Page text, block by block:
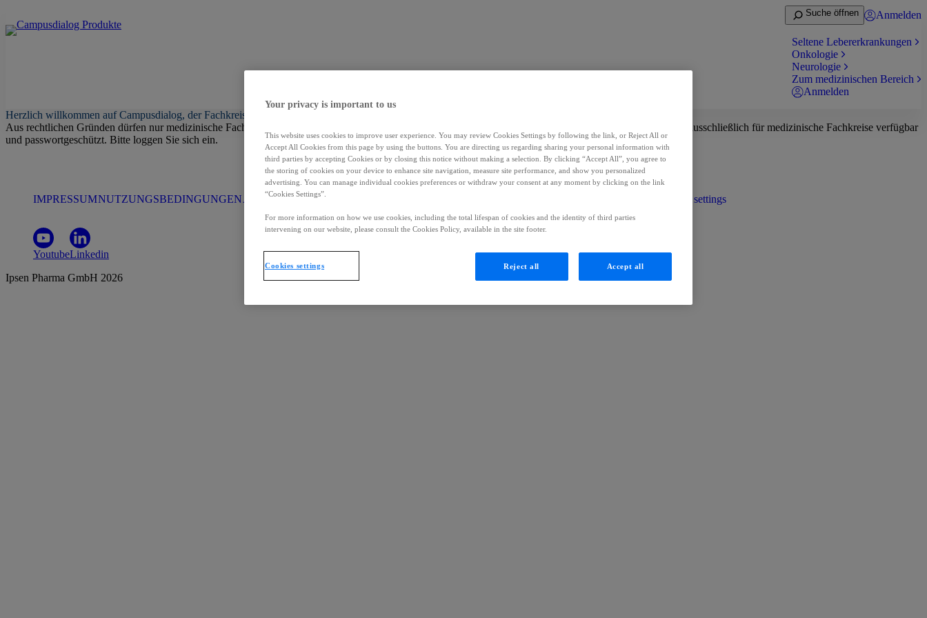
Suche öffnen Anmelden
Seltene Lebererkrankungen
Onkologie
Neurologie
Zum medizinischen Bereich
Anmelden
Herzlich willkommen auf Campusdialog, der Fachkreisseite der Ipsen Produkte
Aus rechtlichen Gründen dürfen nur medizinische Fachkreise Informationen über verschreibungspflichtige Medikamente erhalten. Dieser Bereich ist deshalb ausschließlich für medizinische Fachkreise verfügbar
und passwortgeschützt. Bitte loggen Sie sich ein.
IMPRESSUMNUTZUNGSBEDINGUNGENAGB DATENSCHUTZ Cookies settings
YoutubeLinkedin
Ipsen Pharma GmbH 2026
Your privacy is important to us
This website uses cookies to improve user experience. You may review Cookies Settings by following the link, or Reject All or
Accept All Cookies from this page by using the buttons. You are directing us regarding sharing your personal information with
third parties by accepting Cookies or by closing this notice without making a selection. By clicking “Accept All”, you agree to
the storing of cookies on your device to enhance site navigation, measure site performance, and show you personalized
advertising. You can manage individual cookies preferences or withdraw your consent at any moment by clicking on the link
“Cookies Settings”.
For more information on how we use cookies, including the total lifespan of cookies and the identity of third parties
intervening on our website, please consult the Cookies Policy, available in the site footer.
Cookies settings Reject all Accept all